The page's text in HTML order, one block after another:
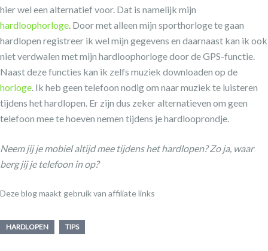
hier wel een alternatief voor. Dat is namelijk mijn
hardloophorloge. Door met alleen mijn sporthorloge te gaan
hardlopen registreer ik wel mijn gegevens en daarnaast kan ik ook
niet verdwalen met mijn hardloophorloge door de GPS-functie.
Naast deze functies kan ik zelfs muziek downloaden op de
horloge. Ik heb geen telefoon nodig om naar muziek te luisteren
tijdens het hardlopen. Er zijn dus zeker alternatieven om geen
telefoon mee te hoeven nemen tijdens je hardlooprondje.
Neem jij je mobiel altijd mee tijdens het hardlopen? Zo ja, waar
berg jij je telefoon in op?
Deze blog maakt gebruik van affiliate links
HARDLOPEN TIPS